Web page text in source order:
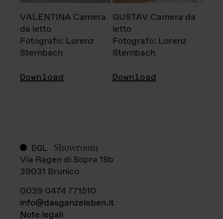
VALENTINA Camera
da letto
Fotografo: Lorenz
Sternbach
Download
GUSTAV Camera da
letto
Fotografo: Lorenz
Sternbach
Download
DGL Showroom
Via Ragen di Sopra 18b
39031 Brunico
0039 0474 771510
info@dasganzeleben.it
Note legali